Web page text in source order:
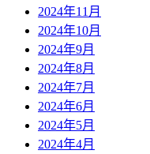
2024年11月
2024年10月
2024年9月
2024年8月
2024年7月
2024年6月
2024年5月
2024年4月